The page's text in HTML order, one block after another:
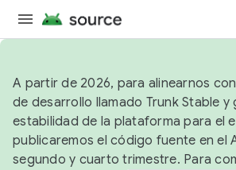
A partir de 2026, para alinearnos
de desarrollo llamado Trunk Stable y
estabilidad de la plataforma para el
publicaremos el código fuente en el
segundo y cuarto trimestre. Para